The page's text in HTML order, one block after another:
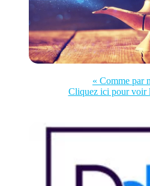
« Comme par
Cliquez ici pour voir